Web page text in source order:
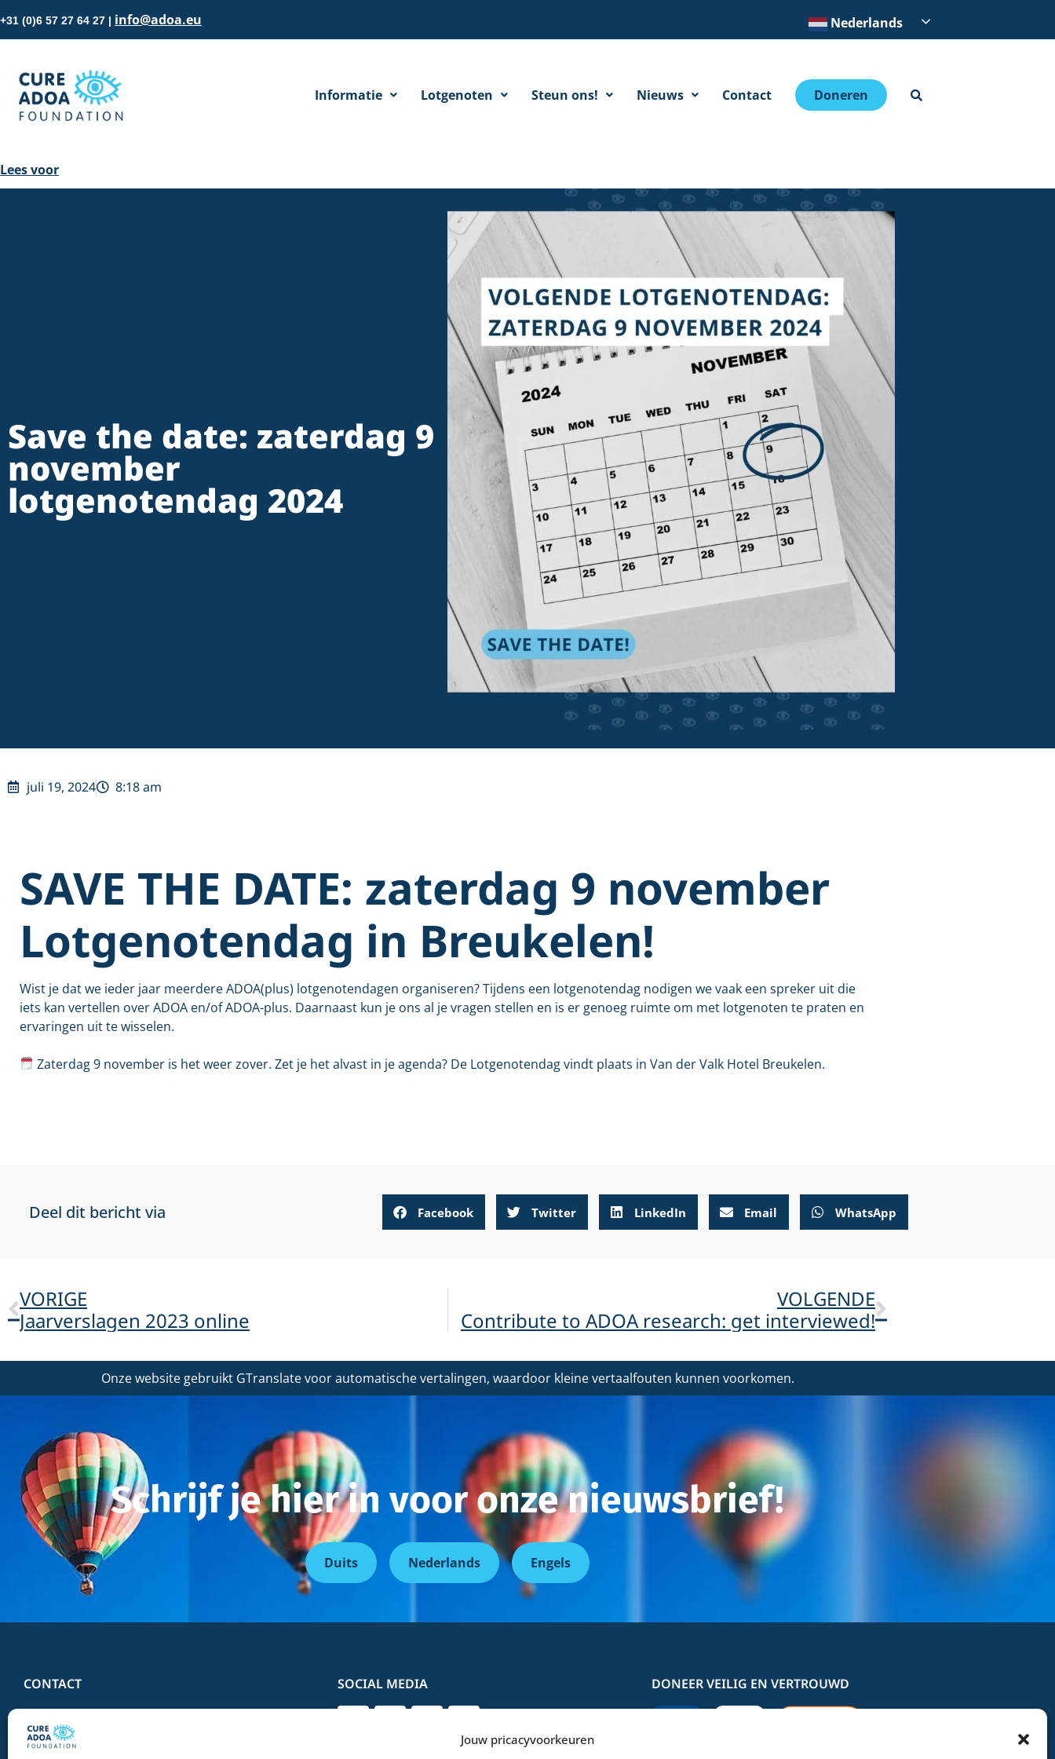
Jouw pricacyvoorkeuren
+31 (0)6 57 27 64 27 | info@adoa.eu Nederlands
Informatie Lotgenoten Steun ons! Nieuws Contact Doneren
Lees voor
Save the date: zaterdag 9
november
lotgenotendag 2024
juli 19, 2024 8:18 am
SAVE THE DATE: zaterdag 9 november
Lotgenotendag in Breukelen!
Wist je dat we ieder jaar meerdere ADOA(plus) lotgenotendagen organiseren? Tijdens een lotgenotendag nodigen we vaak een spreker uit die
iets kan vertellen over ADOA en/of ADOA-plus. Daarnaast kun je ons al je vragen stellen en is er genoeg ruimte om met lotgenoten te praten en
ervaringen uit te wisselen.
Zaterdag 9 november is het weer zover. Zet je het alvast in je agenda? De Lotgenotendag vindt plaats in Van der Valk Hotel Breukelen.
Deel dit bericht via Facebook Twitter LinkedIn Email WhatsApp
VORIGE
Jaarverslagen 2023 online
VOLGENDE
Contribute to ADOA research: get interviewed!
Onze website gebruikt GTranslate voor automatische vertalingen, waardoor kleine vertaalfouten kunnen voorkomen.
Schrijf je hier in voor onze nieuwsbrief!
Duits Nederlands Engels
CONTACT
SOCIAL MEDIA DONEER VEILIG EN VERTROUWD